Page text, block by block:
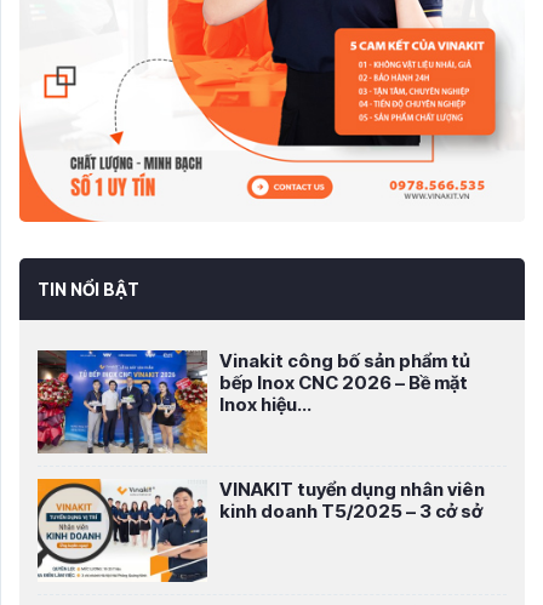
TIN NỔI BẬT
Vinakit công bố sản phẩm tủ
bếp Inox CNC 2026 – Bề mặt
Inox hiệu...
VINAKIT tuyển dụng nhân viên
kinh doanh T5/2025 – 3 cở sở